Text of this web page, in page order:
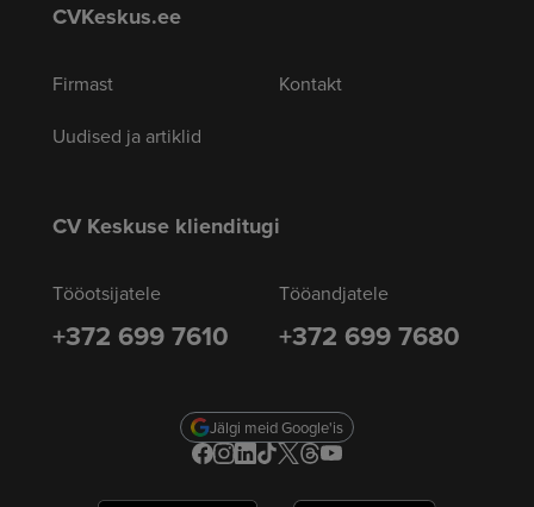
CVKeskus.ee
Firmast
Uudised ja artiklid
Kontakt
CV Keskuse klienditugi
Tööotsijatele
+372 699 7610
Tööandjatele
+372 699 7680
Jälgi meid Google'is